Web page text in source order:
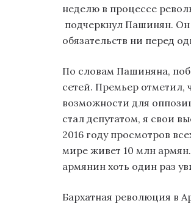
неделю в процессе
подчеркнул Пашинян. Он
обязательств ни перед
По словам Пашиняна,
сетей. Премьер отметил,
возможности для
стал депутатом, я свои
2016 году просмотров
мире живет 10 млн
армянин хоть один раз
Бархатная революция в